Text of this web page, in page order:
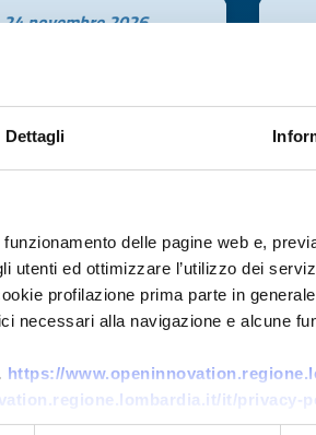
Dettagli
delle pagine web e,
utenti ed ottimizzare l’utilizzo dei
profilazione prima parte in
necessari alla navigazione e alcune
https://
it/privacy-
24 novembre 2026
cerca partner